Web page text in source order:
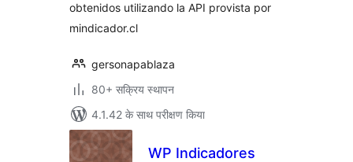
obtenidos utilizando la API provista por
mindicador.cl
gersonapablaza
80+ सक्रिय स्थापन
4.1.42 के साथ परीक्षण किया
WP Indicadores